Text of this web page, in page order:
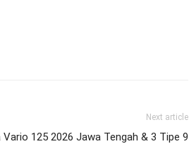
Next article
Vario 125 2026 Jawa Tengah & 3 Tipe 9